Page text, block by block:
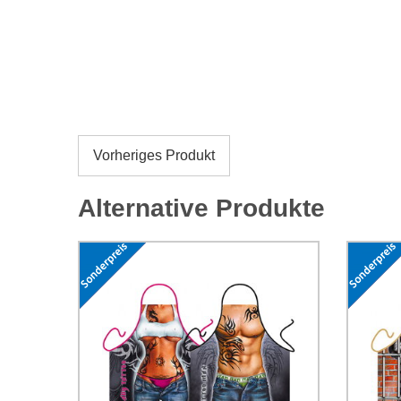
Vorheriges Produkt
Alternative Produkte